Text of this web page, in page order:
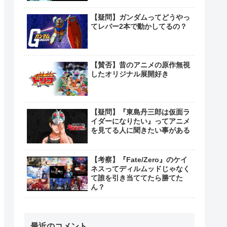
【疑問】ガンダムってどうやっ
てレバー2本で動かしてるの？
【賛否】昔のアニメの原作無視
したオリジナル展開好き
【疑問】『東島丹三郎は仮面ラ
イダーになりたい』ってアニメ
を見てる人に聞きたい事がある
【考察】『Fate/Zero』のケイ
ネスってディルムッドじゃなく
て誰を引き当ててたら勝てた
ん？